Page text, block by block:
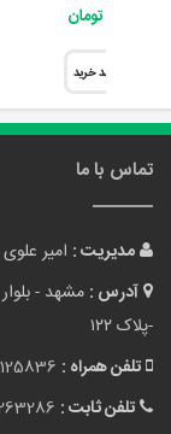
سبد خرید
تماس با ما
مدیریت : امیر علوی
آدرس : مشهد -
-پلاک ۱۲۲
تلفن همراه :
تلفن ثابت :